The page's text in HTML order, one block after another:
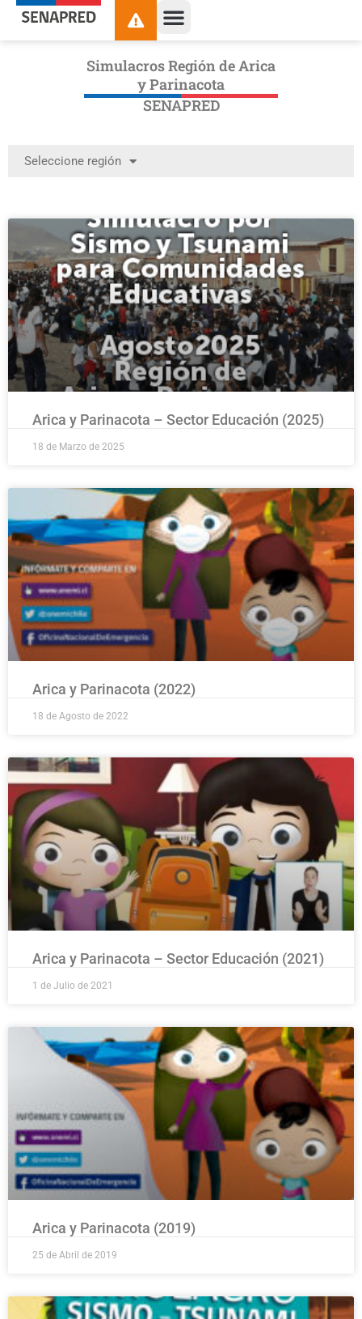
Simulacros Región de Arica
y Parinacota
SENAPRED
Seleccione región
Arica y Parinacota – Sector Educación (2025)
18 de Marzo de 2025
Arica y Parinacota (2022)
18 de Agosto de 2022
Arica y Parinacota – Sector Educación (2021)
1 de Julio de 2021
Arica y Parinacota (2019)
25 de Abril de 2019